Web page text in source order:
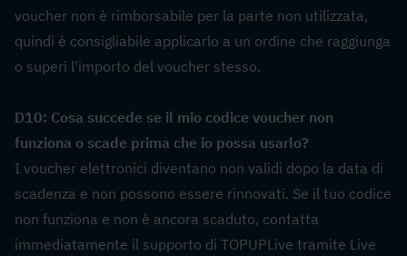
voucher non è rimborsabile per la parte non utilizzata,
quindi è consigliabile applicarlo a un ordine che raggiunga
o superi l'importo del voucher stesso.
D10: Cosa succede se il mio codice voucher non
funziona o scade prima che io possa usarlo?
I voucher elettronici diventano non validi dopo la data di
scadenza e non possono essere rinnovati. Se il tuo codice
non funziona e non è ancora scaduto, contatta
immediatamente il supporto di TOPUPLive tramite Live